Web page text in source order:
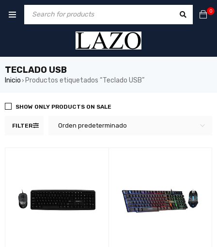
0
TECLADO USB
Inicio › Productos etiquetados “Teclado USB”
FILTER Orden predeterminado
SHOW ONLY PRODUCTS ON SALE